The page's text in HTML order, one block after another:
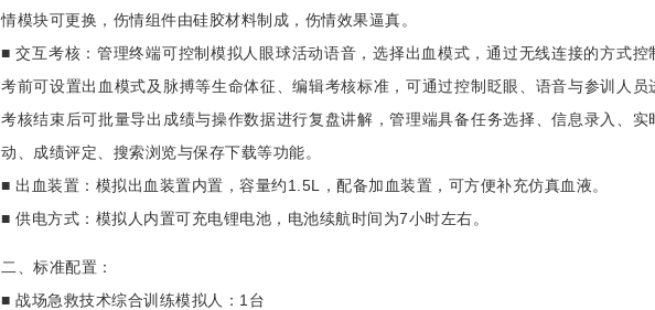
情模块可更换，伤情组件由硅胶材料制成，伤情效果逼真。
■ 交互考核：管理终端可控制模拟人眼球活动语音，选择出血模式，通过无线连接的方式控
考前可设置出血模式及脉搏等生命体征、编辑考核标准，可通过控制眨眼、语音与参训人员
考核结束后可批量导出成绩与操作数据进行复盘讲解，管理端具备任务选择、信息录入、实
动、成绩评定、搜索浏览与保存下载等功能。
■ 出血装置：模拟出血装置内置，容量约1.5L，配备加血装置，可方便补充仿真血液。
■ 供电方式：模拟人内置可充电锂电池，电池续航时间为7小时左右。
二、标准配置：
■ 战场急救技术综合训练模拟人：1台